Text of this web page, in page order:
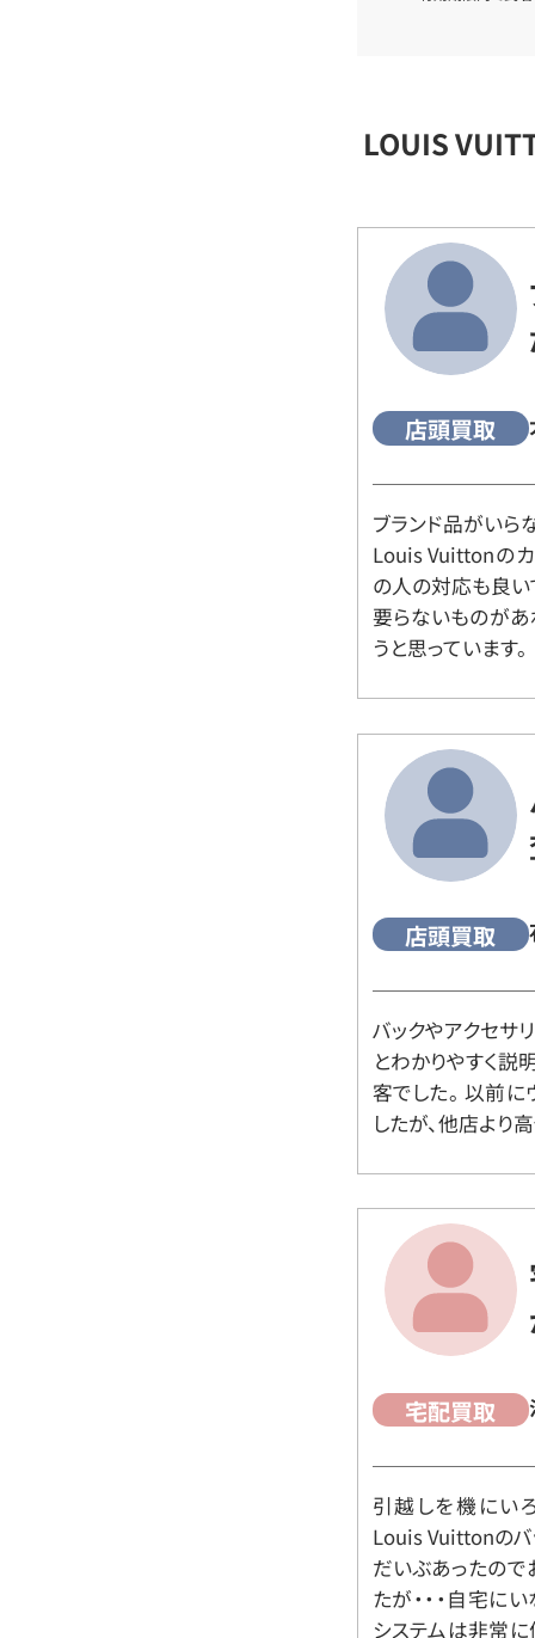
LOUIS
店頭買取
ブランド品がいら
Louis Vuittonの
の人の対応も良い
要らないものがあ
うと思っています。
店頭買取
バックやアクセサ
とわかりやすく説
客でした。 以前
したが、他店より
宅配買取
引越しを機にい
Louis Vuittonのバ
だいぶあったので
たが・・・自宅に
システムは非常に